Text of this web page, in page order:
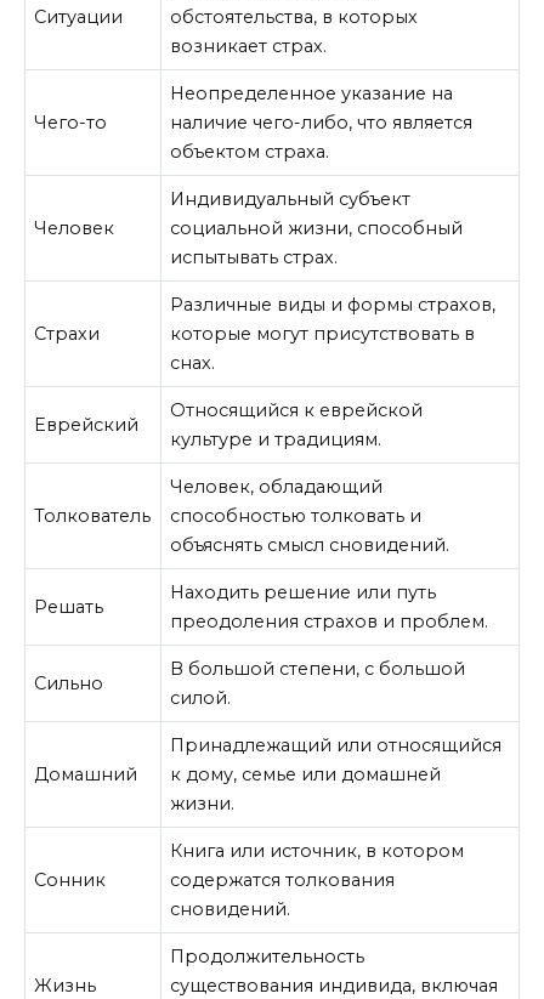
Ситуации
обстоятельства, в которых
возникает страх.
Чего-то
Неопределенное указание на
наличие чего-либо, что является
объектом страха.
Человек
Индивидуальный субъект
социальной жизни, способный
испытывать страх.
Страхи
Различные виды и формы страхов,
которые могут присутствовать в
снах.
Еврейский
Относящийся к еврейской
культуре и традициям.
Толкователь
Человек, обладающий
способностью толковать и
объяснять смысл сновидений.
Решать
Находить решение или путь
преодоления страхов и проблем.
Сильно
В большой степени, с большой
силой.
Домашний
Принадлежащий или относящийся
к дому, семье или домашней
жизни.
Сонник
Книга или источник, в котором
содержатся толкования
сновидений.
Жизнь
Продолжительность
существования индивида, включая